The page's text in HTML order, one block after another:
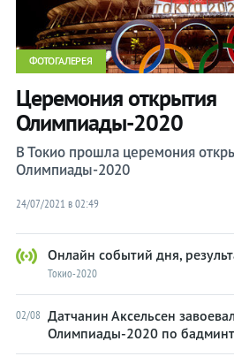
28,
ср.
29,
чт.
пт.
сб.
вс.
пн.
03,
ФОТОГАЛЕРЕЯ
Церемония открытия
Олимпиады-2020
В Токио прошла церемония
Олимпиады-2020
24/07/2021 в 02:49
Онлайн событий дня,
Токио-2020
02/08 Датчанин Аксельсен
Олимпиады-2020 по
28,
ср.
29,
чт.
пт.
сб.
вс.
пн.
03,